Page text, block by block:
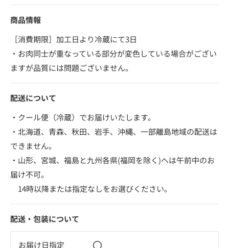
商品情報
［消費期限］加工日より冷蔵にて3日
・お肉同士が重なっている部分が変色している場合がござい
ますが品質には問題ございません。
配送について
・クール便（冷蔵）でお届けいたします。
・北海道、青森、秋田、岩手、沖縄、一部離島地域の配送は
できません。
・山形、宮城、福島と九州各県(福岡を除く)へは午前中のお
届け不可。
14時以降または指定なしをお選びください。
配送・包装について
お届け日指定 〇